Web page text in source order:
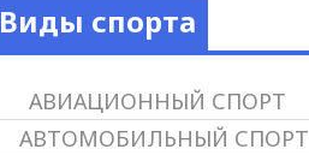
Виды спорта
АВИАЦИОННЫЙ СПОРТ
АВТОМОБИЛЬНЫЙ СПОРТ